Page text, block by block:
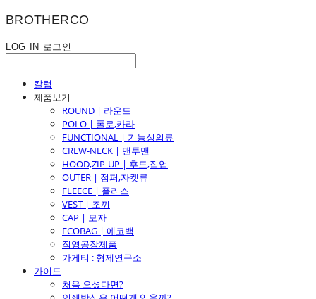
BROTHERCO
LOG IN 로그인
칼럼
제품보기
ROUND | 라운드
POLO | 폴로,카라
FUNCTIONAL | 기능성의류
CREW-NECK | 맨투맨
HOOD,ZIP-UP | 후드,집업
OUTER | 점퍼,자켓류
FLEECE | 플리스
VEST | 조끼
CAP | 모자
ECOBAG | 에코백
직영공장제품
가게티 : 형제연구소
가이드
처음 오셨다면?